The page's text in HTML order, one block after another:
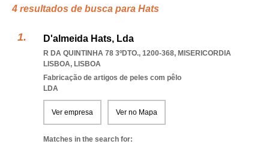
4 resultados de busca para Hats
D'almeida Hats, Lda
R DA QUINTINHA 78 3ºDTO., 1200-368, MISERICORDIA
LISBOA, LISBOA
Fabricação de artigos de peles com pêlo
LDA
Ver empresa Ver no Mapa
Matches in the search for: